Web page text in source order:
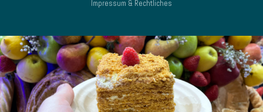
Impressum & Rechtliches